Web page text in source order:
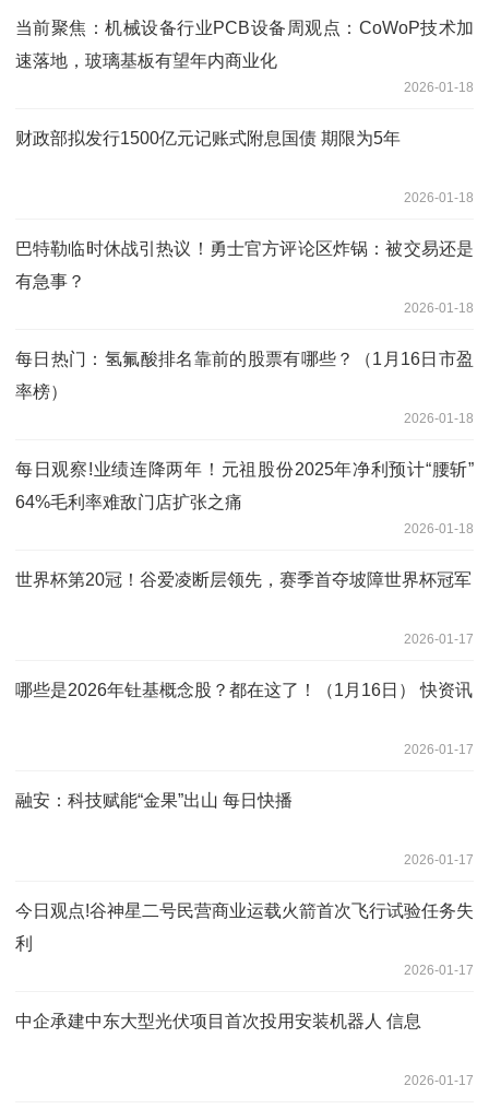
当前聚焦：机械设备行业PCB设备周观点：CoWoP技术加
速落地，玻璃基板有望年内商业化
2026-01-18
财政部拟发行1500亿元记账式附息国债 期限为5年
2026-01-18
巴特勒临时休战引热议！勇士官方评论区炸锅：被交易还是
有急事？
2026-01-18
每日热门：氢氟酸排名靠前的股票有哪些？（1月16日市盈
率榜）
2026-01-18
每日观察!业绩连降两年！元祖股份2025年净利预计“腰斩”
64%毛利率难敌门店扩张之痛
2026-01-18
世界杯第20冠！谷爱凌断层领先，赛季首夺坡障世界杯冠军
2026-01-17
哪些是2026年钍基概念股？都在这了！（1月16日） 快资讯
2026-01-17
融安：科技赋能“金果”出山 每日快播
2026-01-17
今日观点!谷神星二号民营商业运载火箭首次飞行试验任务失
利
2026-01-17
中企承建中东大型光伏项目首次投用安装机器人 信息
2026-01-17